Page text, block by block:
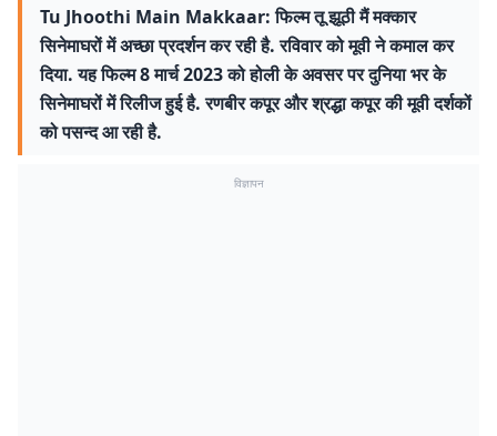
Tu Jhoothi Main Makkaar: फिल्म तू झूठी मैं मक्कार
सिनेमाघरों में अच्छा प्रदर्शन कर रही है. रविवार को मूवी ने कमाल कर
दिया. यह फिल्म 8 मार्च 2023 को होली के अवसर पर दुनिया भर के
सिनेमाघरों में रिलीज हुई है. रणबीर कपूर और श्रद्धा कपूर की मूवी दर्शकों
को पसन्द आ रही है.
विज्ञापन